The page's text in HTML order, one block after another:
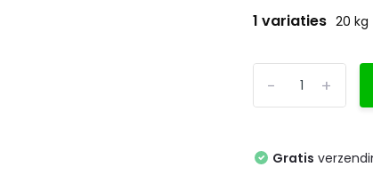
1 variaties 20 kg
+
-
Gratis